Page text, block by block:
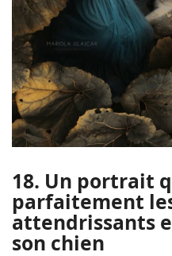
18. Un portrait
parfaitement
attendrissants
son chien